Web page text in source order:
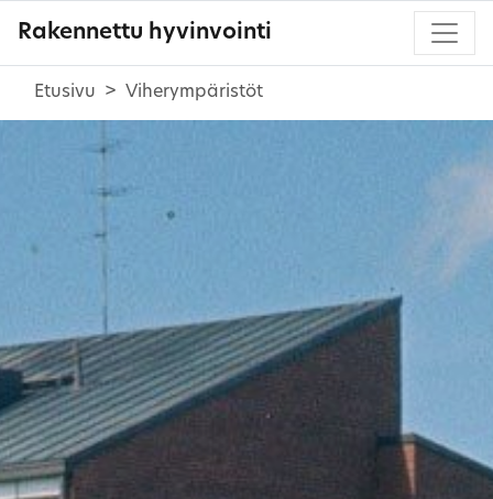
Rakennettu hyvinvointi
Etusivu Viherympäristöt